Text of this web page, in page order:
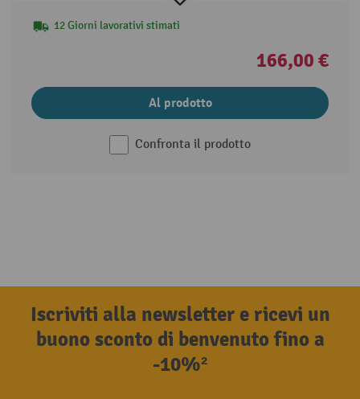
12 Giorni lavorativi stimati
166,00 €
Al prodotto
Confronta il prodotto
Iscriviti alla newsletter e ricevi un
buono sconto di benvenuto fino a
-10%²